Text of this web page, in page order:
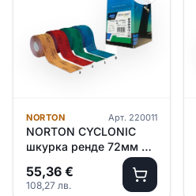
NORTON Арт. 220011
NORTON CYCLONIC
шкурка ренде 72мм х
12м P320-400 – оранж
55,36 €
108,27 лв.